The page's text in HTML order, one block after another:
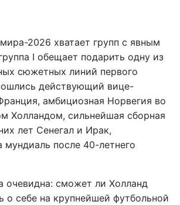
2026 хватает групп с явным
I обещает подарить одну из
сюжетных линий первого
действующий вице-
амбициозная Норвегия во
Холландом, сильнейшая сборная
лет Сенегал и Ирак,
мундиаль после 40-летнего
очевидна: сможет ли Холланд
о себе на крупнейшей футбольной